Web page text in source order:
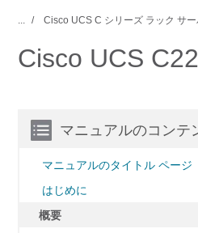
... Cisco UCS C シリーズ ラック サ
Cisco UCS
マニュアルのコンテ
マニュアルのタイトル ページ
はじめに
概要